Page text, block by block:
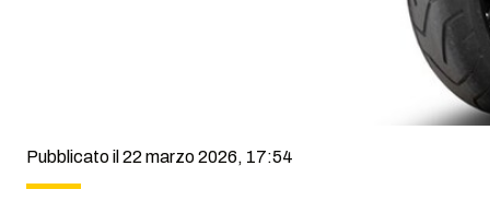
Pubblicato il 22 marzo 2026, 17:54